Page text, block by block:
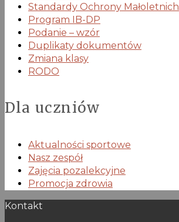
Standardy Ochrony Małoletnich
Program IB-DP
Podanie – wzór
Duplikaty dokumentów
Zmiana klasy
RODO
Dla uczniów
Aktualności sportowe
Nasz zespół
Zajęcia pozalekcyjne
Promocja zdrowia
Kontakt